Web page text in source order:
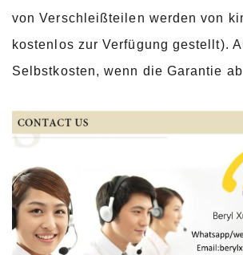
von Verschleißteilen werden von
kostenlos zur Verfügung gestellt).
Selbstkosten, wenn die Garantie